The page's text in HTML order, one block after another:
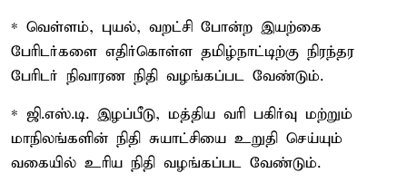
* வெள்ளம், புயல், வறட்சி போன்ற இயற்கை
பேரிடர்களை எதிர்கொள்ள தமிழ்நாட்டிற்கு நிரந்தர
பேரிடர் நிவாரண நிதி வழங்கப்பட வேண்டும்.
* ஜி.எஸ்.டி. இழப்பீடு, மத்திய வரி பகிர்வு மற்றும்
மாநிலங்களின் நிதி சுயாட்சியை உறுதி செய்யும்
வகையில் உரிய நிதி வழங்கப்பட வேண்டும்.